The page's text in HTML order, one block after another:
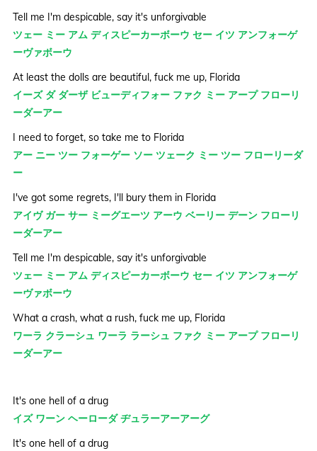
Tell me I'm despicable, say it's unforgivable
ツェー ミー アム ディスピーカーボーウ セー イツ アンフォーゲ
ーヴァボーウ
At least the dolls are beautiful, fuck me up, Florida
イーズ ダ ダーザ ビューディフォー ファク ミー アープ フローリ
ーダーアー
I need to forget, so take me to Florida
アー ニー ツー フォーゲー ソー ツェーク ミー ツー フローリーダ
ー
I've got some regrets, I'll bury them in Florida
アイヴ ガー サー ミーグエーツ アーウ ベーリー デーン フローリ
ーダーアー
Tell me I'm despicable, say it's unforgivable
ツェー ミー アム ディスピーカーボーウ セー イツ アンフォーゲ
ーヴァボーウ
What a crash, what a rush, fuck me up, Florida
ワーラ クラーシュ ワーラ ラーシュ ファク ミー アープ フローリ
ーダーアー
It's one hell of a drug
イズ ワーン ヘーローダ ヂュラーアーアーグ
It's one hell of a drug